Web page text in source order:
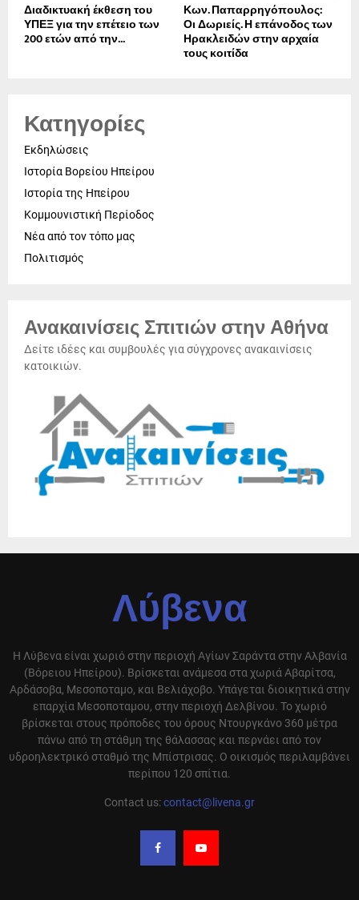
Διαδικτυακή έκθεση του
ΥΠΕΞ για την επέτειο των
200 ετών από την...
Κων. Παπαρρηγόπουλος:
Οι Δωριείς. Η επάνοδος των
Ηρακλειδών στην αρχαία
τους κοιτίδα
Κατηγορίες
Εκδηλώσεις
Ιστορία Βορείου Ηπείρου
Ιστορία της Ηπείρου
Κομμουνιστική Περίοδος
Νέα από τον τόπο μας
Πολιτισμός
Ανακαινίσεις Σπιτιών στην Αθήνα
Δείτε ιδέες και συμβουλές για σύγχρονες ανακαινίσεις
κατοικιών.
Λύβενα
Η Λύβενα είναι χωριό στην περιοχή Αγίων Σαράντα στην Αλβανία
(Βόρειου Ηπείρου). Βρίσκεται ανάμεσα στα χωριά Αβαρίτσα,
Αρδάσοβα, Μεσοποταμο, και Βελιάχοβο. Υπάγεται διοικητικά στην
επαρχία Μεσοποταμου, στην περιοχή Δελβίνου. Το χωριό
βρίσκεται στους πρόποδες του όρους Ντουργκάνο 360 μέτρα
πάνω από τη στάθμη της θάλασσας και περνάει από τον
υδροηλεκτρικό σταθμό της Μπίστρισας. Ο οικισμός περιλαμβάνει
περίπου 120 σπίτια.
Contact us:contact@livena.gr